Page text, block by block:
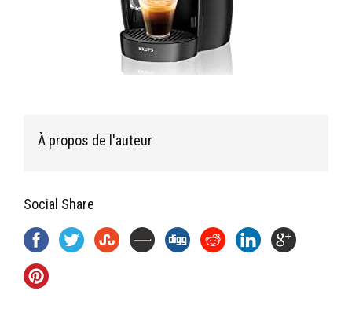
À propos de l'auteur
Social Share